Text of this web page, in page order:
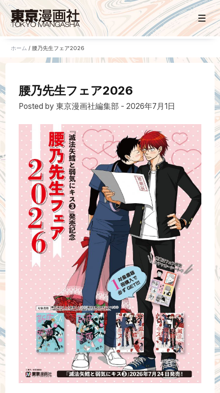
お知らせ
タイトル一覧
販売サイト
電子版
書籍版
グッズ
ご意見・ご感想
お問い合わせ
持ち込み・作品投稿
作家さんへのプレゼント品
ドラマCD
ホーム / 腰乃先生フェア2026
腰乃先生フェア2026
Posted by 東京漫画社編集部 - 2026年7月1日